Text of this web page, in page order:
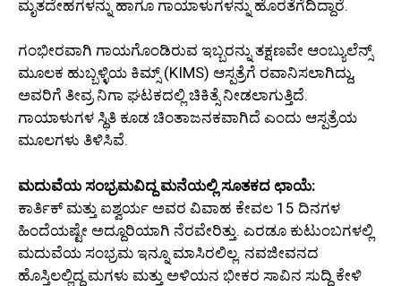
ಮೃತದೇಹಗಳನ್ನು ಹಾಗೂ ಗಾಯಾಳುಗಳನ್ನು ಹೊರತೆಗೆದಿದ್ದಾರೆ.
ಗಂಭೀರವಾಗಿ ಗಾಯಗೊಂಡಿರುವ ಇಬ್ಬರನ್ನು ತಕ್ಷಣವೇ ಆಂಬ್ಯುಲೆನ್ಸ್
ಮೂಲಕ ಹುಬ್ಬಳ್ಳಿಯ ಕಿಮ್ಸ್ (KIMS) ಆಸ್ಪತ್ರೆಗೆ ರವಾನಿಸಲಾಗಿದ್ದು,
ಅವರಿಗೆ ತೀವ್ರ ನಿಗಾ ಘಟಕದಲ್ಲಿ ಚಿಕಿತ್ಸೆ ನೀಡಲಾಗುತ್ತಿದೆ.
ಗಾಯಾಳುಗಳ ಸ್ಥಿತಿ ಕೂಡ ಚಿಂತಾಜನಕವಾಗಿದೆ ಎಂದು ಆಸ್ಪತ್ರೆಯ
ಮೂಲಗಳು ತಿಳಿಸಿವೆ.
ಮದುವೆಯ ಸಂಭ್ರಮವಿದ್ದ ಮನೆಯಲ್ಲಿ ಸೂತಕದ ಛಾಯೆ:
ಕಾರ್ತಿಕ್ ಮತ್ತು ಐಶ್ವರ್ಯ ಅವರ ವಿವಾಹ ಕೇವಲ 15 ದಿನಗಳ
ಹಿಂದೆಯಷ್ಟೇ ಅದ್ದೂರಿಯಾಗಿ ನೆರವೇರಿತ್ತು. ಎರಡೂ ಕುಟುಂಬಗಳಲ್ಲಿ
ಮದುವೆಯ ಸಂಭ್ರಮ ಇನ್ನೂ ಮಾಸಿರಲಿಲ್ಲ. ನವಜೀವನದ
ಹೊಸ್ತಿಲಲ್ಲಿದ್ದ ಮಗಳು ಮತ್ತು ಅಳಿಯನ ಭೀಕರ ಸಾವಿನ ಸುದ್ದಿ ಕೇಳಿ